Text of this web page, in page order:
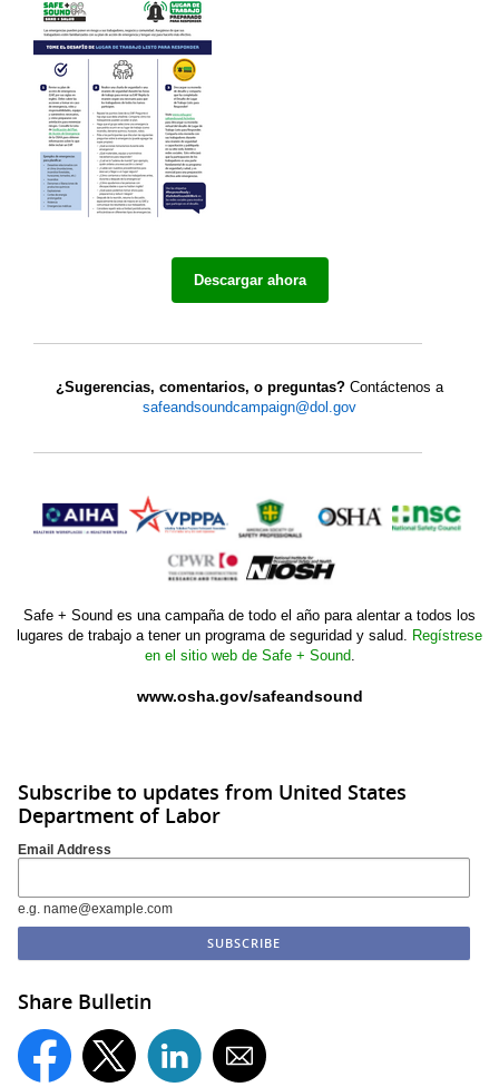
Descargar ahora
¿Sugerencias, comentarios, o preguntas? Contáctenos a
safeandsoundcampaign@dol.gov
Safe + Sound es una campaña de todo el año para alentar a todos los
lugares de trabajo a tener un programa de seguridad y salud. Regístrese
en el sitio web de Safe + Sound.
www.osha.gov/safeandsound
Subscribe to updates from United States
Department of Labor
Email Address
e.g. name@example.com
Share Bulletin